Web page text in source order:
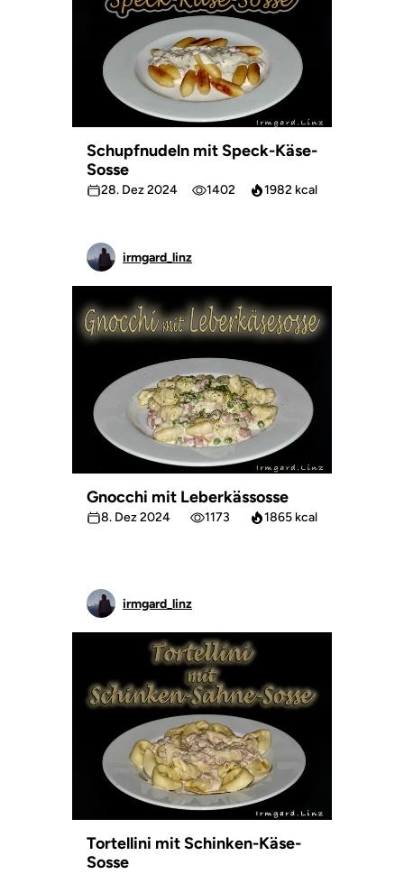
Schupfnudeln mit Speck-Käse-
Sosse
28. Dez 2024 1402 1982 kcal
irmgard_linz
Gnocchi mit Leberkässosse
8. Dez 2024 1173 1865 kcal
irmgard_linz
Tortellini mit Schinken-Käse-
Sosse